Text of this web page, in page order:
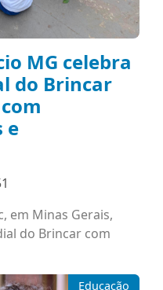
MG celebra
do Brincar
e
em Minas Gerais,
do Brincar com
Educação